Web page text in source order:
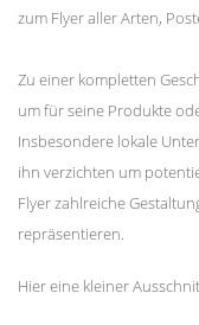
zum Flyer aller Arten,
Zu einer kompletten
um für seine Produkte
Insbesondere lokale
ihn verzichten um
Flyer zahlreiche
repräsentieren.
Hier eine kleiner